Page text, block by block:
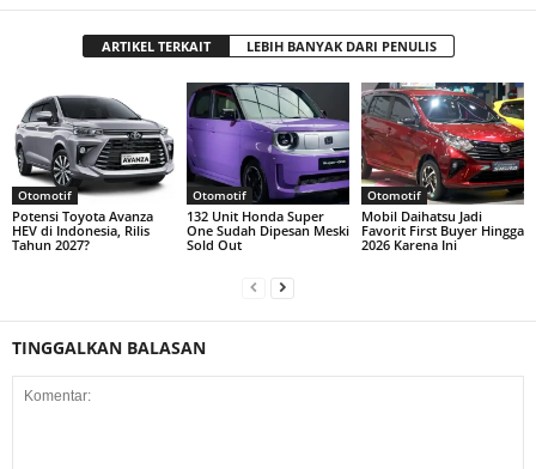
ARTIKEL TERKAIT LEBIH BANYAK DARI PENULIS
Otomotif
Potensi Toyota Avanza
HEV di Indonesia, Rilis
Tahun 2027?
Otomotif
132 Unit Honda Super
One Sudah Dipesan Meski
Sold Out
Otomotif
Mobil Daihatsu Jadi
Favorit First Buyer Hingga
2026 Karena Ini
TINGGALKAN BALASAN